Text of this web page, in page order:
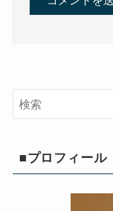
■プロフィール